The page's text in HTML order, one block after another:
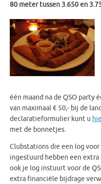
80 meter tussen 3.650 en
één maand na de QSO party
van maximaal € 50,- bij de
declaratieformulier kunt u
met de bonnetjes.
Clubstations die een log
ingestuurd hebben een extra
ook je log instuurt voor de
extra financiële bijdrage